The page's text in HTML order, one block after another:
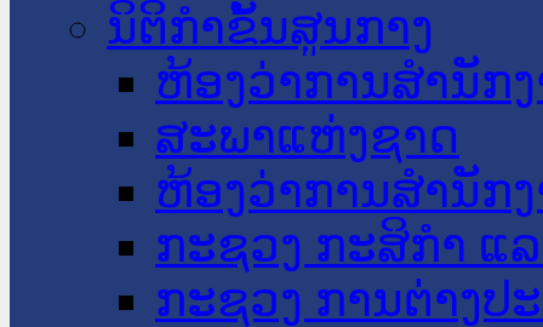
ນິຕິກໍາຂັ້ນສູນກາງ
ຫ້ອງວ່າການສໍານັກ
ສະພາແຫ່ງຊາດ
ຫ້ອງວ່າການສຳນັກ
ກະຊວງ ກະສິກຳ ແ
ກະຊວງ ການຕ່າງປ